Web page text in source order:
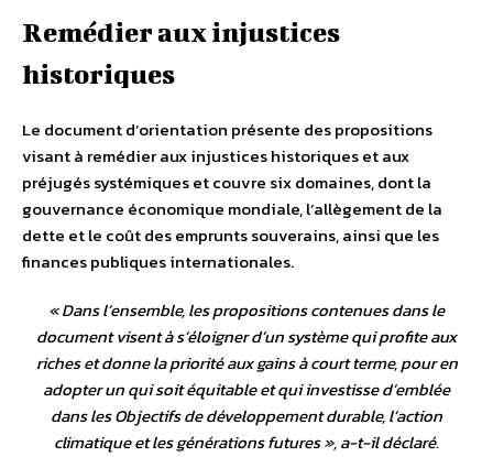
Remédier aux injustices
historiques
Le document d’orientation présente des propositions
visant à remédier aux injustices historiques et aux
préjugés systémiques et couvre six domaines, dont la
gouvernance économique mondiale, l’allègement de la
dette et le coût des emprunts souverains, ainsi que les
finances publiques internationales.
«Dans l’ensemble, les propositions contenues dans le
document visent à s’éloigner d’un système qui profite aux
riches et donne la priorité aux gains à court terme, pour en
adopter un qui soit équitable et qui investisse d’emblée
dans les Objectifs de développement durable, l’action
climatique et les générations futures», a-t-il déclaré.